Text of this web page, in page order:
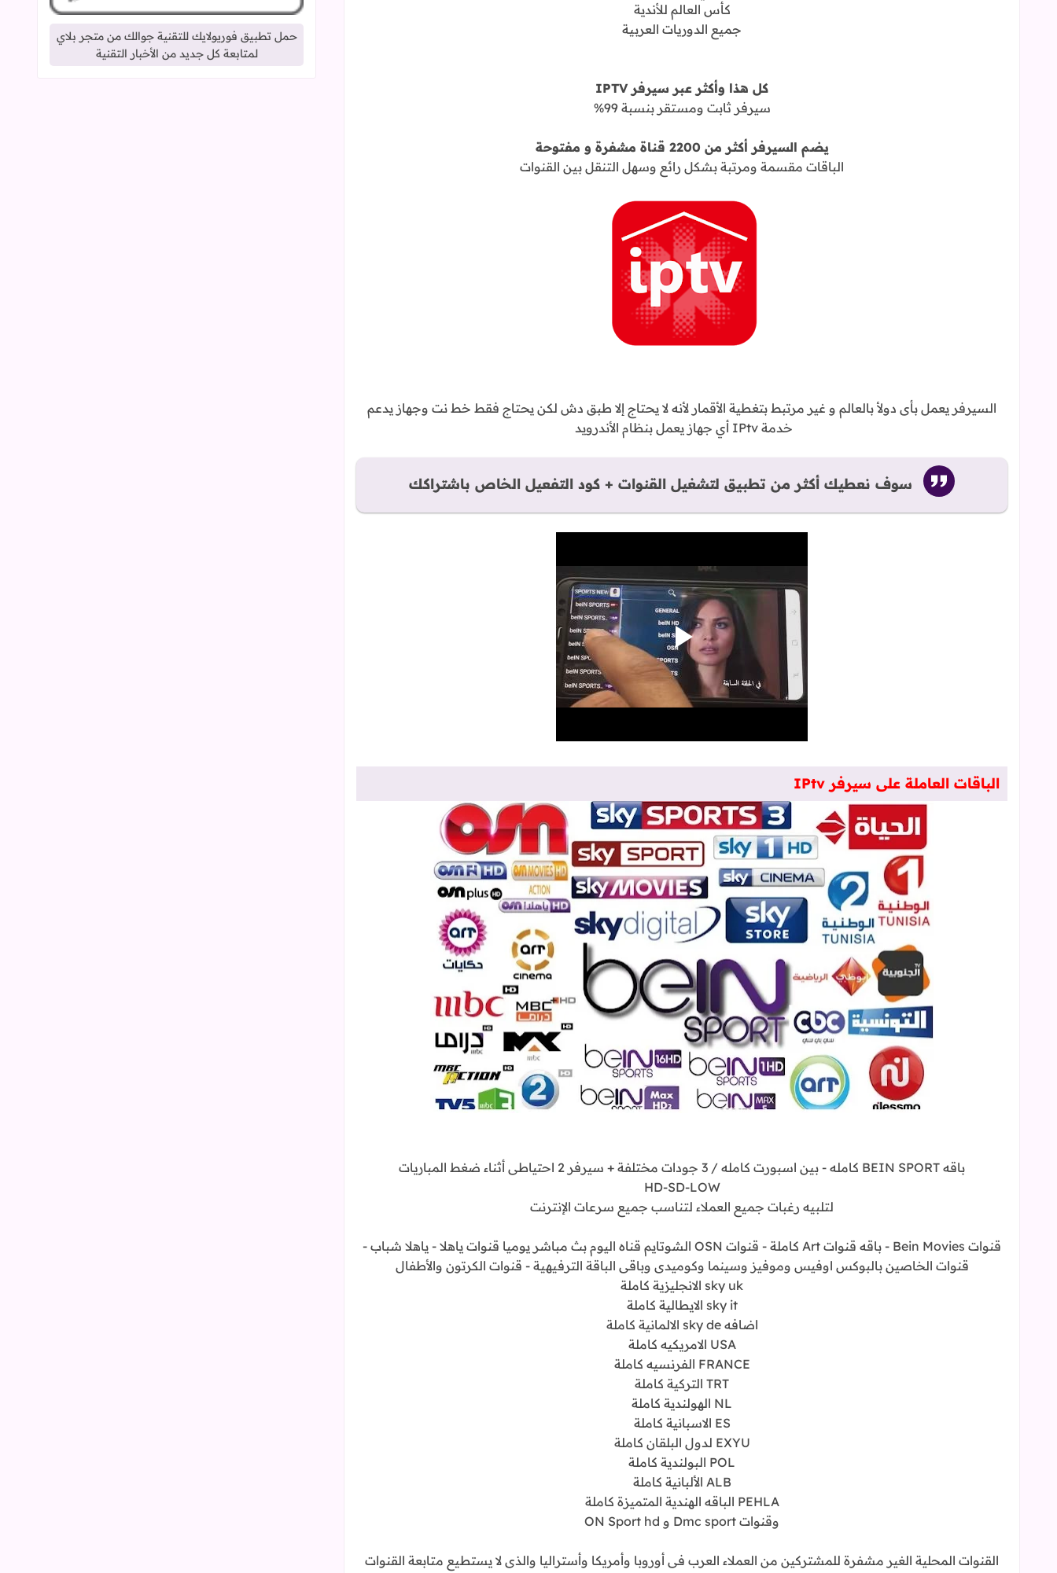
كأس العالم للأندية
جميع الدوريات العربية
كل هذا وأكثر عبر سيرفر IPTV
سيرفر ثابت ومستقر بنسبة 99%
يضم السيرفر أكثر من 2200 قناة مشفرة و مفتوحة
الباقات مقسمة ومرتبة بشكل رائع وسهل التنقل بين القنوات
السيرفر يعمل بأى دولأ بالعالم و غير مرتبط بتغطية الأقمار لأنه لا يحتاج إلا طبق دش لكن يحتاج فقط خط نت وجهاز يدعم
خدمة IPtv أي جهاز يعمل بنظام الأندرويد
سوف نعطيك أكثر من تطبيق لتشغيل القنوات + كود التفعيل الخاص باشتراكك
الباقات العاملة على سيرفر IPtv
باقه BEIN SPORT كامله - بين اسبورت كامله / 3 جودات مختلفة + سيرفر 2 احتياطى أثناء ضغط المباريات
HD-SD-LOW
لتلبيه رغبات جميع العملاء لتناسب جميع سرعات الإنترنت
قنوات Bein Movies - باقه قنوات Art كاملة - قنوات OSN الشوتايم قناه اليوم بث مباشر يوميا قنوات ياهلا - ياهلا شباب -
قنوات الخاصين بالبوكس اوفيس وموفيز وسينما وكوميدى وباقى الباقة الترفيهية - قنوات الكرتون والأطفال
sky uk الانجليزية كاملة
sky it الايطالية كاملة
اضافه sky de الالمانية كاملة
USA الامريكيه كاملة
FRANCE الفرنسيه كاملة
TRT التركية كاملة
NL الهولندية كاملة
ES الاسبانية كاملة
EXYU لدول البلقان كاملة
POL البولندية كاملة
ALB الألبانية كاملة
PEHLA الباقه الهندية المتميزة كاملة
وقنوات Dmc sport و ON Sport hd
القنوات المحلية الغير مشفرة للمشتركين من العملاء العرب فى أوروبا وأمريكا وأستراليا والذى لا يستطيع متابعة القنوات
حمل تطبيق فوريولايك للتقنية جوالك من متجر بلاي
لمتابعة كل جديد من الأخبار التقنية